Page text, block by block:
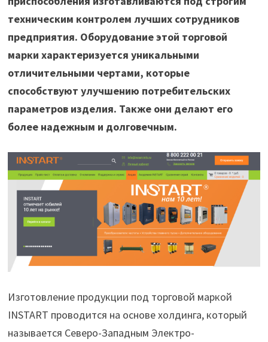
техническим контролем лучших сотрудников
предприятия. Оборудование этой торговой
марки характеризуется уникальными
отличительными чертами, которые
способствуют улучшению потребительских
параметров изделия. Также они делают его
более надежным и долговечным.
Изготовление продукции под торговой маркой
INSTART проводится на основе холдинга, который
называется Северо-Западным Электро-